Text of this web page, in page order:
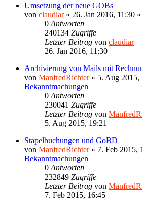
Umsetzung der neue GOBs
von claudiar» 26. Jan 2016, 11:30
0 Antworten
240134 Zugriffe
Letzter Beitrag von claudiar
26. Jan 2016, 11:30
Archivierung von Mails mit
von ManfredRichter» 5. Aug 2015,
Bekanntmachungen
0 Antworten
230041 Zugriffe
Letzter Beitrag von
5. Aug 2015, 19:21
Stapelbuchungen und GoBD
von ManfredRichter» 7. Feb 2015,
Bekanntmachungen
0 Antworten
232849 Zugriffe
Letzter Beitrag von
7. Feb 2015, 16:45